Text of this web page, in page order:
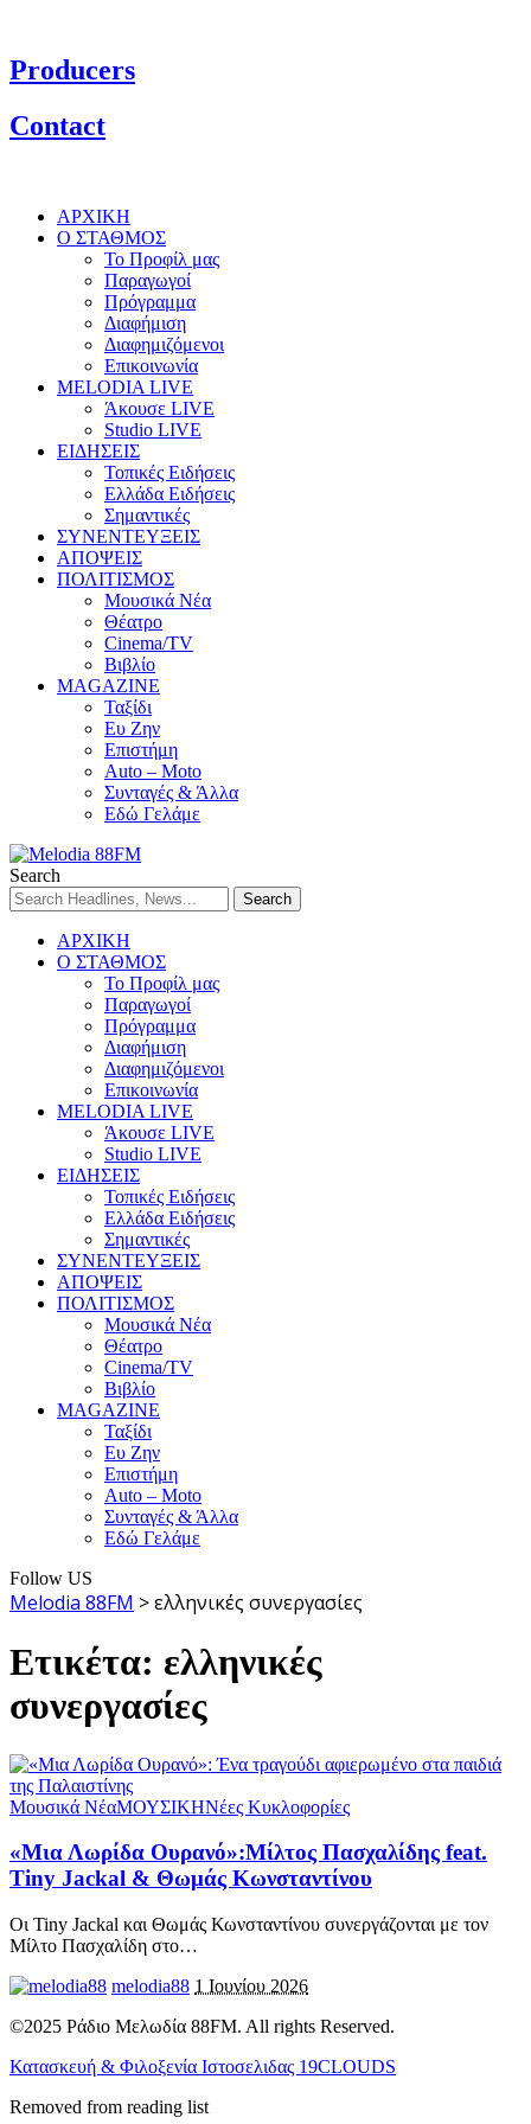
Producers
Contact
ΑΡΧΙΚΗ
Ο ΣΤΑΘΜΟΣ
Το Προφίλ μας
Παραγωγοί
Πρόγραμμα
Διαφήμιση
Διαφημιζόμενοι
Επικοινωνία
MELODIA LIVE
Άκουσε LIVE
Studio LIVE
ΕΙΔΗΣΕΙΣ
Τοπικές Ειδήσεις
Ελλάδα Ειδήσεις
Σημαντικές
ΣΥΝΕΝΤΕΥΞΕΙΣ
ΑΠΟΨΕΙΣ
ΠΟΛΙΤΙΣΜΟΣ
Μουσικά Νέα
Θέατρο
Cinema/TV
Βιβλίο
MAGAZINE
Ταξίδι
Ευ Ζην
Επιστήμη
Auto – Moto
Συνταγές & Άλλα
Εδώ Γελάμε
Search
ΑΡΧΙΚΗ
Ο ΣΤΑΘΜΟΣ
Το Προφίλ μας
Παραγωγοί
Πρόγραμμα
Διαφήμιση
Διαφημιζόμενοι
Επικοινωνία
MELODIA LIVE
Άκουσε LIVE
Studio LIVE
ΕΙΔΗΣΕΙΣ
Τοπικές Ειδήσεις
Ελλάδα Ειδήσεις
Σημαντικές
ΣΥΝΕΝΤΕΥΞΕΙΣ
ΑΠΟΨΕΙΣ
ΠΟΛΙΤΙΣΜΟΣ
Μουσικά Νέα
Θέατρο
Cinema/TV
Βιβλίο
MAGAZINE
Ταξίδι
Ευ Ζην
Επιστήμη
Auto – Moto
Συνταγές & Άλλα
Εδώ Γελάμε
Follow US
Melodia 88FM >ελληνικές συνεργασίες
Ετικέτα: ελληνικές
συνεργασίες
Μουσικά ΝέαΜΟΥΣΙΚΗΝέες Κυκλοφορίες
«Μια Λωρίδα Ουρανό»:Μίλτος Πασχαλίδης feat.
Tiny Jackal & Θωμάς Κωνσταντίνου
Οι Tiny Jackal και Θωμάς Κωνσταντίνου συνεργάζονται με τον
Μίλτο Πασχαλίδη στο…
melodia88 1 Ιουνίου 2026
©2025 Ράδιο Μελωδία 88FM. All rights Reserved.
Κατασκευή & Φιλοξενία Ιστοσελιδας 19CLOUDS
Removed from reading list